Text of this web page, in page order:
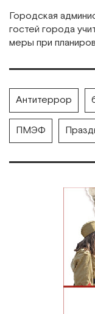
Городская
гостей города
меры при
Антитеррор
ПМЭФ